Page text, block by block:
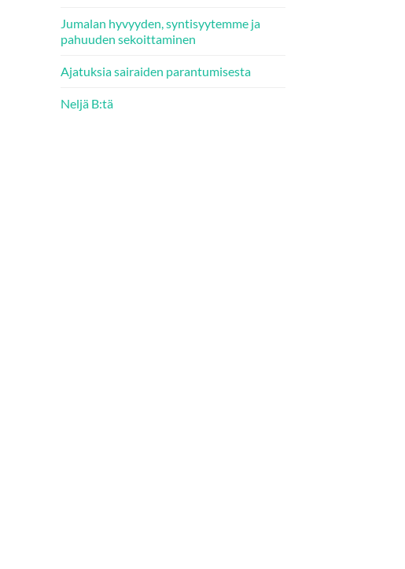
Jumalan hyvyyden, syntisyytemme ja
pahuuden sekoittaminen
Ajatuksia sairaiden parantumisesta
Neljä B:tä